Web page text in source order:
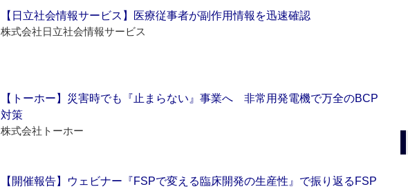
【日立社会情報サービス】医療従事者が副作用情報を迅速確認
株式会社日立社会情報サービス
【トーホー】災害時でも『止まらない』事業へ 非常用発電機で万全のBCP
対策
株式会社トーホー
【開催報告】ウェビナー『FSPで変える臨床開発の生産性』で振り返るFSP